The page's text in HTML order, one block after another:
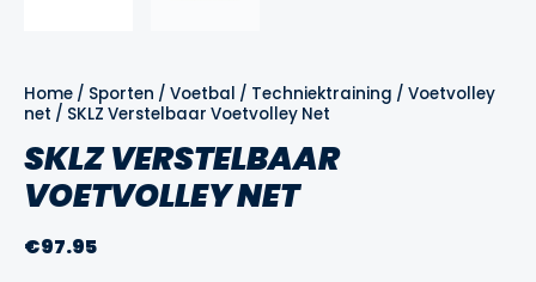
Home / Sporten / Voetbal / Techniektraining / Voetvolley
net / SKLZ Verstelbaar Voetvolley Net
SKLZ VERSTELBAAR
VOETVOLLEY NET
€97.95